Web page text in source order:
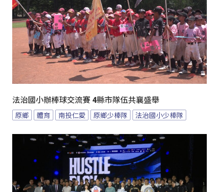
法治國小辦棒球交流賽 4縣市隊伍共襄盛舉
原鄉 體育 南投仁愛 原鄉少棒隊 法治國小少棒隊